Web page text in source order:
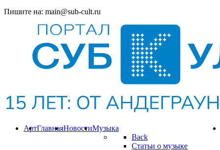
Пишите на: main@sub-cult.ru
Музыка
Back
Статьи о музыке
Новости
Главная
Арт